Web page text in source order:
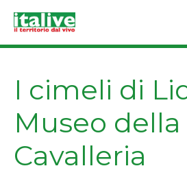
I cimeli di
Museo della
Cavalleria